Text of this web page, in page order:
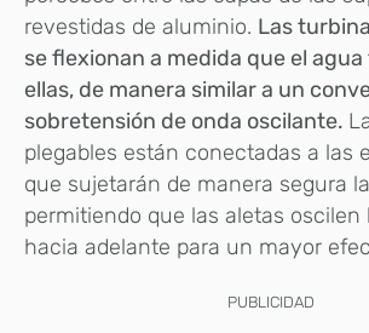
revestidas de aluminio. Las
se flexionan a medida que el
ellas, de manera similar a un
sobretensión de onda oscilante.
plegables están conectadas a las
que sujetarán de manera segura
permitiendo que las aletas oscilen
hacia adelante para un mayor
PUBLICIDAD